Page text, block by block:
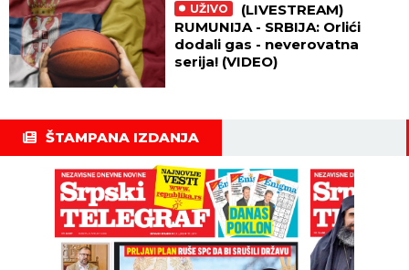
UŽIVO
(LIVESTREAM)
RUMUNIJA - SRBIJA: Orlići
dodali gas - neverovatna
serija! (VIDEO)
ŠTAMPANA IZDANJA